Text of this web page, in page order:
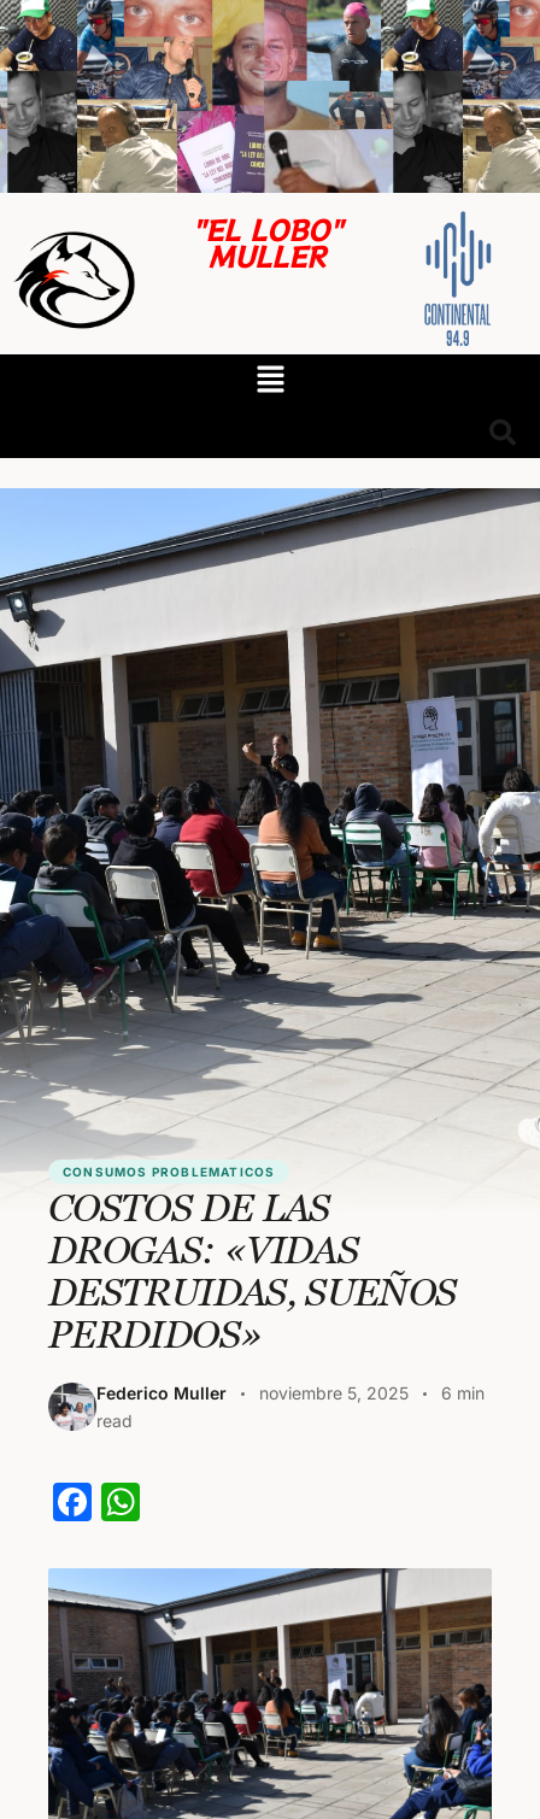
"EL LOBO"
MULLER
CONSUMOS PROBLEMATICOS
COSTOS DE LAS
DROGAS: «VIDAS
DESTRUIDAS, SUEÑOS
PERDIDOS»
Federico Muller noviembre 5, 2025
6 min
read
F
c
e
b
o
o
k
at
s
A
p
p